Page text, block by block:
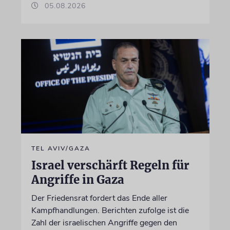
05.08.2026
TEL AVIV/GAZA
Israel verschärft Regeln für
Angriffe in Gaza
Der Friedensrat fordert das Ende aller
Kampfhandlungen. Berichten zufolge ist die
Zahl der israelischen Angriffe gegen den